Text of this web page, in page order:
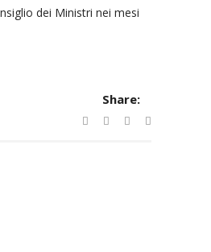
dei Ministri nei mesi
Share: